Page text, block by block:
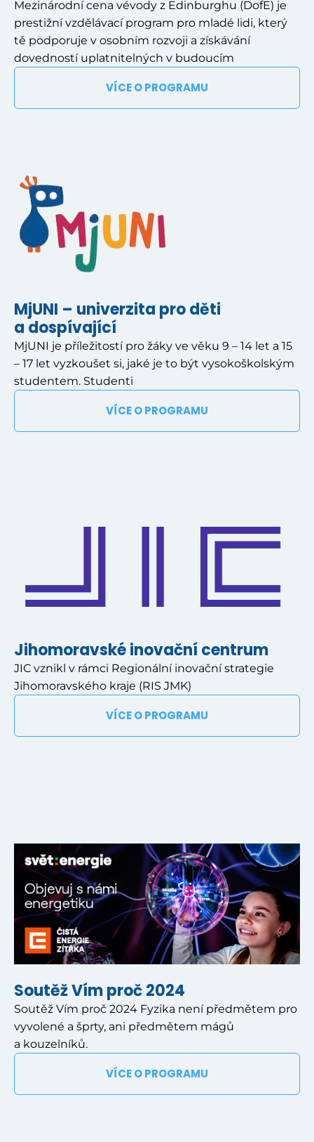
Mezinárodní cena vévody z Edinburghu (DofE) je
prestižní vzdělávací program pro mladé lidi, který
tě podporuje v osobním rozvoji a získávání
dovedností uplatnitelných v budoucím
VÍCE O PROGRAMU
MjUNI – univerzita pro děti
a dospívající
MjUNI je příležitostí pro žáky ve věku 9 – 14 let a 15
– 17 let vyzkoušet si, jaké je to být vysokoškolským
studentem. Studenti
VÍCE O PROGRAMU
Jihomoravské inovační centrum
JIC vznikl v rámci Regionální inovační strategie
Jihomoravského kraje (RIS JMK)
VÍCE O PROGRAMU
Soutěž Vím proč 2024
Soutěž Vím proč 2024 Fyzika není předmětem pro
vyvolené a šprty, ani předmětem mágů
a kouzelníků.
VÍCE O PROGRAMU